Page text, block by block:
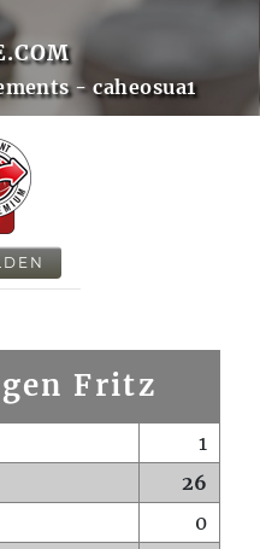
- caheosua1
Fritz
1
26
0